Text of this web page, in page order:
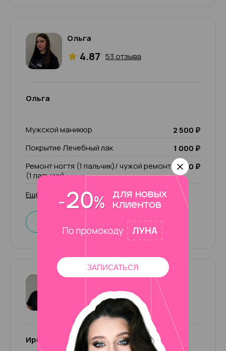
Ольга
4.87 53 отзыва
Ольга
Мужской маникюр
2 500 ₽
Покрытие Лечебный лак
1 000 ₽
Ремонт ногтя (1 пальчик)/ чужой ремонт
(1 пальчик)
200 ₽
Ещё 29 услуг
Ирина (+500р к чеку)
4.97 159 отзывов
Ирина (+500р к чеку)
ЗАПИСАТЬСЯ